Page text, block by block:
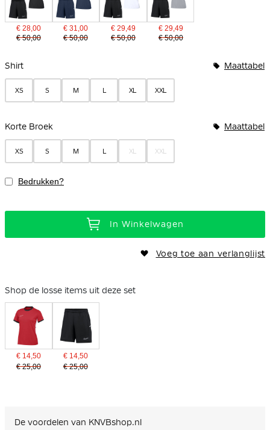
€ 28,00
€ 50,00
€ 31,00
€ 50,00
€ 29,49
€ 50,00
€ 29,49
€ 50,00
Shirt Maattabel
XS S M L XL XXL
Korte Broek Maattabel
XS S M L XL XXL
Bedrukken?
In Winkelwagen
Voeg toe aan verlanglijst
Shop de losse items uit deze set
€ 14,50
€ 25,00
€ 14,50
€ 25,00
De voordelen van KNVBshop.nl